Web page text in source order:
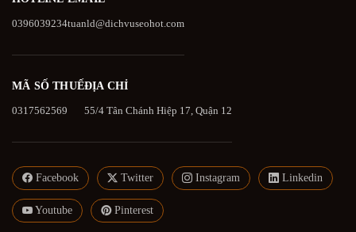
0396039234tuanld@dichvuseohot.com
MÃ SỐ THUẾ
0317562569
ĐỊA CHỈ
55/4 Tân Chánh Hiệp 17, Quận 12
Facebook Twitter Instagram Linkedin
Youtube Pinterest